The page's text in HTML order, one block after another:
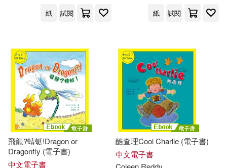
紙 試閱
紙
試閱
飛龍?蜻蜓!Dragon or
Dragonfly (電子書)
中文電子書
酷查理Cool Charlie (電子書)
中文電子書